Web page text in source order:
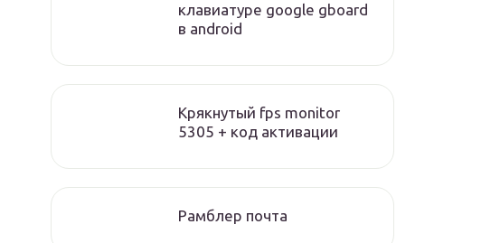
клавиатуре google gboard
в android
Крякнутый fps monitor
5305 + код активации
Рамблер почта